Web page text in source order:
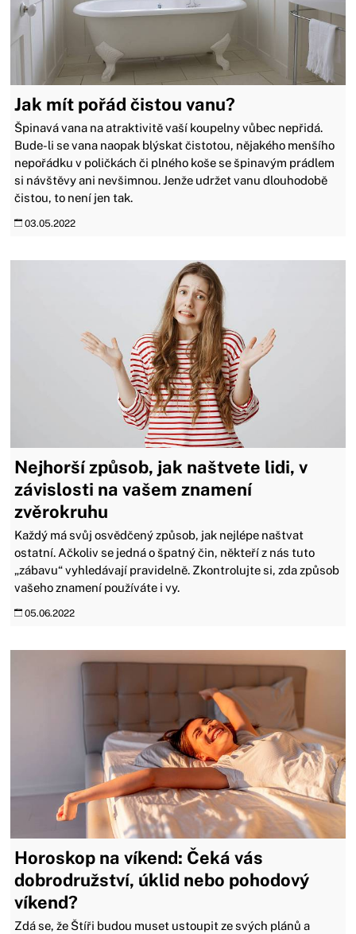
Jak mít pořád čistou vanu?
Špinavá vana na atraktivitě vaší koupelny vůbec nepřidá.
Bude-li se vana naopak blýskat čistotou, nějakého menšího
nepořádku v poličkách či plného koše se špinavým prádlem
si návštěvy ani nevšimnou. Jenže udržet vanu dlouhodobě
čistou, to není jen tak.
03.05.2022
Nejhorší způsob, jak naštvete lidi, v
závislosti na vašem znamení
zvěrokruhu
Každý má svůj osvědčený způsob, jak nejlépe naštvat
ostatní. Ačkoliv se jedná o špatný čin, někteří z nás tuto
„zábavu“ vyhledávají pravidelně. Zkontrolujte si, zda způsob
vašeho znamení používáte i vy.
05.06.2022
Horoskop na víkend: Čeká vás
dobrodružství, úklid nebo pohodový
víkend?
Zdá se, že Štíři budou muset ustoupit ze svých plánů a